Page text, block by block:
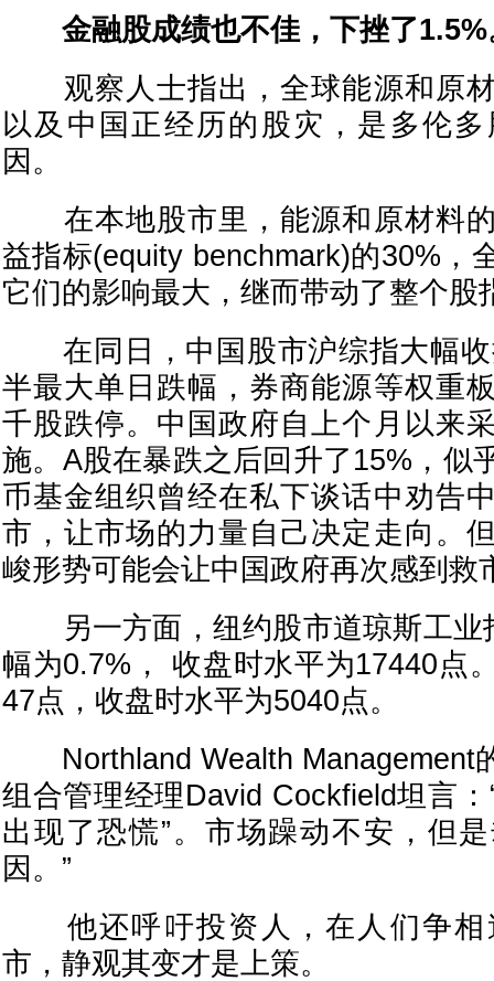
金融股成绩也不佳，下挫了1.5%
观察人士指出，全球能源和原材
以及中国正经历的股灾，是多伦
因。
在本地股市里，能源和原材料的
益指标(equity benchmark)的30%，
它们的影响最大，继而带动了整个股
在同日，中国股市沪综指大幅收
半最大单日跌幅，券商能源等权重
千股跌停。中国政府自上个月以来
施。A股在暴跌之后回升了15%，似
币基金组织曾经在私下谈话中劝告
市，让市场的力量自己决定走向。
峻形势可能会让中国政府再次感到救
另一方面，纽约股市道琼斯工业
幅为0.7%， 收盘时水平为17440点
47点，收盘时水平为5040点。
Northland Wealth Management
组合管理经理David Cockfield坦言
出现了恐慌”。市场躁动不安，但
因。”
他还呼吁投资人，在人们争相
市，静观其变才是上策。